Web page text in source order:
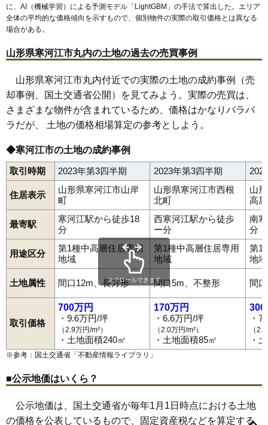
に、AI（機械学習）による予測モデル「LightGBM」の手法で算出した。エリア
全体の平均的な価格傾向を示すもので、個別物件の実際の取引価格とは異なる
場合がある。
山形県寒河江市丸内の土地の過去の売買事例
山形県寒河江市丸内付近での実際の土地の成約事例（売
却事例、国土交通省公開）を見てみよう。実際の売買は、
さまざまな物件が含まれているため、価格はかなりバラバ
ラだが、 土地の価格相場算定の参考としよう。
◆寒河江市の土地の成約事例
取引時期 2023年第3四半期 2023年第3四半期
住居表示
山形県寒河江市山岸
町
山形県寒河江市西根
北町
山
高屋
最寄駅
寒河江駅から徒歩18
分
西寒河江駅から徒歩
ー分
南
分
用途区分
第1種中高層住居専用
地域
第1種中高層住居専用
地域
第1
地域
土地属性 間口12m、長方形 間口5m、不整形 間
取引価格
700万円
・9.6万円/坪
（2.9万円/m²）
・土地面積240㎡
170万円
・6.6万円/坪
（2.0万円/m²）
・土地面積85㎡
300
・
（
・
スクロールできます
※参考：国土交通省「不動産情報ライブラリ 」
■公示地価はいくら？
公示地価は、国土交通省が毎年1月1日時点における土地
の価格を公表しているもので、固定資産税などを算定する